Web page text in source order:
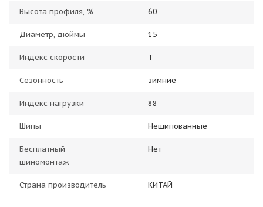
Высота профиля, % 60
Диаметр, дюймы 15
Индекс скорости T
Сезонность зимние
Индекс нагрузки 88
Шипы Нешипованные
Бесплатный
шиномонтаж
Нет
Страна производитель КИТАЙ